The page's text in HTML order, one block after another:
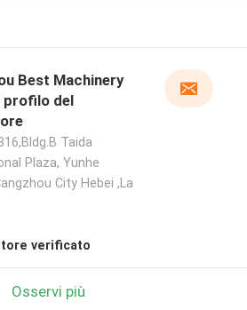
Best Machinery
profilo del
Taida
Plaza, Yunhe
City Hebei ,La
verificato
Osservi più